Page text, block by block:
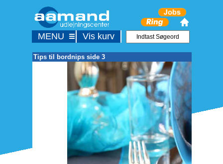
Tips til bordnips side 3
MENU Vis kurv